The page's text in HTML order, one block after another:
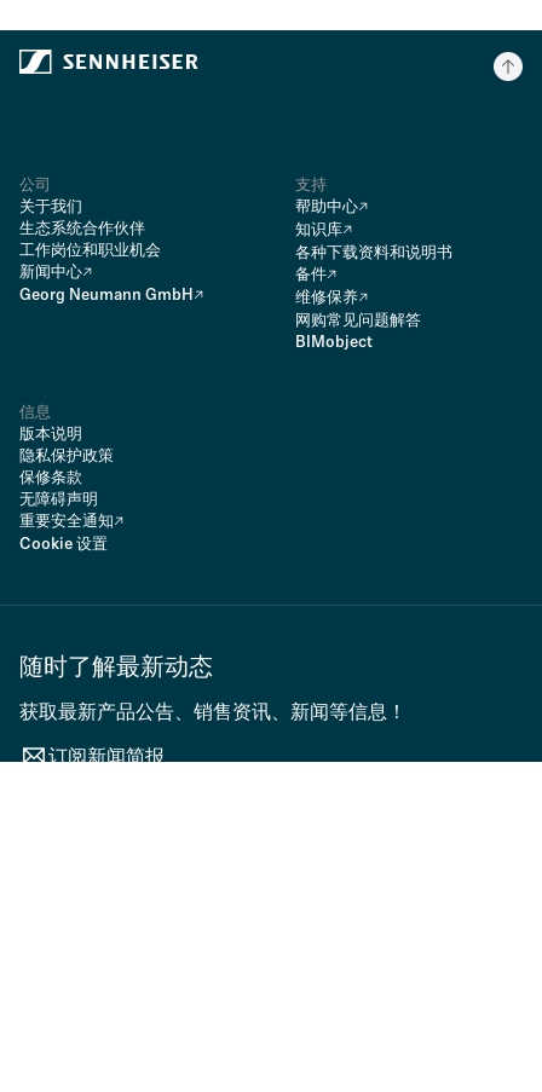
公司
关于我们
生态系统合作伙伴
工作岗位和职业机会
新闻中心
Georg Neumann GmbH
支持
帮助中心
知识库
各种下载资料和说明书
备件
维修保养
网购常见问题解答
BIMobject
信息
版本说明
隐私保护政策
保修条款
无障碍声明
重要安全通知
Cookie 设置
随时了解最新动态
获取最新产品公告、销售资讯、新闻等信息！
订阅新闻简报